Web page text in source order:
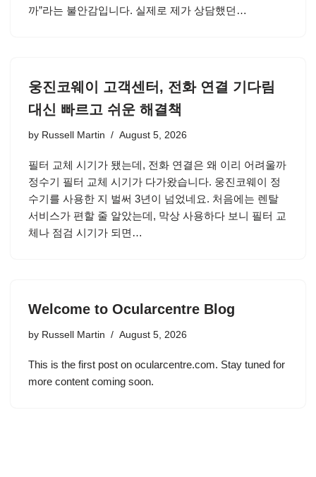
까”라는 불안감입니다. 실제로 제가 상담했던…
웅진코웨이 고객센터, 전화 연결 기다림
대신 빠르고 쉬운 해결책
by Russell Martin August 5, 2026
필터 교체 시기가 됐는데, 전화 연결은 왜 이리 어려울까
정수기 필터 교체 시기가 다가왔습니다. 웅진코웨이 정
수기를 사용한 지 벌써 3년이 넘었네요. 처음에는 렌탈
서비스가 편할 줄 알았는데, 막상 사용하다 보니 필터 교
체나 점검 시기가 되면…
Welcome to Ocularcentre Blog
by Russell Martin August 5, 2026
This is the first post on ocularcentre.com. Stay tuned for
more content coming soon.